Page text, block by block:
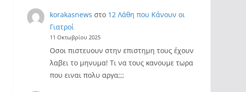
korakasnews στο 12 Λάθη που Κάνουν οι
Γιατροί
11 Οκτωβρίου 2025
Οσοι πιστευουν στην επιστημη τους έχουν
λαβει το μηνυμα! Τι να τους κανουμε τωρα
που ειναι πολυ αργα;;;